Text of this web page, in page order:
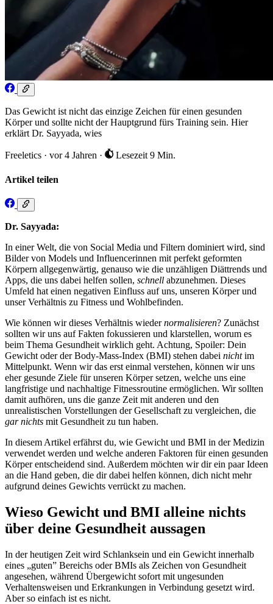
Das Gewicht ist nicht das einzige Zeichen für einen gesunden
Körper und sollte nicht der Hauptgrund fürs Training sein. Hier
erklärt Dr. Sayyada, wies
Freeletics · vor 4 Jahren · Lesezeit 9 Min.
Artikel teilen
Dr. Sayyada:
In einer Welt, die von Social Media und Filtern dominiert wird, sind
Bilder von Models und Influencerinnen mit perfekt geformten
Körpern allgegenwärtig, genauso wie die unzähligen Diättrends und
Apps, die uns dabei helfen sollen, schnell abzunehmen. Dieses
Umfeld hat einen negativen Einfluss auf uns, unseren Körper und
unser Verhältnis zu Fitness und Wohlbefinden.
Wie können wir dieses Verhältnis wiedernormalisieren? Zunächst
sollten wir uns auf Fakten fokussieren und klarstellen, worum es
beim Thema Gesundheit wirklich geht. Achtung, Spoiler: Dein
Gewicht oder der Body-Mass-Index (BMI) stehen dabei nichtim
Mittelpunkt. Wenn wir das erst einmal verstehen, können wir uns
eher gesunde Ziele für unseren Körper setzen, welche uns eine
langfristige und nachhaltige Fitnessroutine ermöglichen. Wir sollten
damit aufhören, uns die ganze Zeit mit anderen und den
unrealistischen Vorstellungen der Gesellschaft zu vergleichen, die
gar nichts mit Gesundheit zu tun haben.
In diesem Artikel erfährst du, wie Gewicht und BMI in der Medizin
verwendet werden und welche anderen Faktoren für einen gesunden
Körper entscheidend sind. Außerdem möchten wir dir ein paar Ideen
an die Hand geben, die dir dabei helfen können, dich nicht mehr
aufgrund deines Gewichts verrückt zu machen.
Wieso Gewicht und BMI alleine nichts
über deine Gesundheit aussagen
In der heutigen Zeit wird Schlanksein und ein Gewicht innerhalb
eines „guten” Bereichs oder BMIs als Zeichen von Gesundheit
angesehen, während Übergewicht sofort mit ungesunden
Verhaltensweisen und Erkrankungen in Verbindung gesetzt wird.
Aber so einfach ist es nicht.